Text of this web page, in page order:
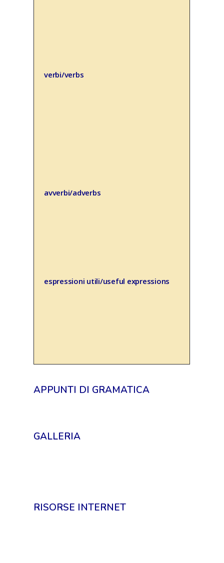
verbi/verbs
avverbi/adverbs
espressioni utili/useful expressions
APPUNTI DI GRAMATICA
GALLERIA
RISORSE INTERNET